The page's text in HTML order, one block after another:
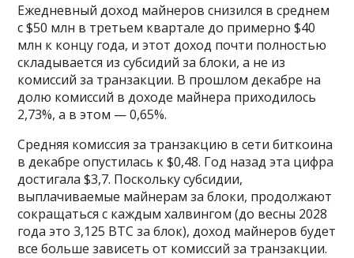
Ежедневный доход майнеров снизился в среднем
с $50 млн в третьем квартале до примерно $40
млн к концу года, и этот доход почти полностью
складывается из субсидий за блоки, а не из
комиссий за транзакции. В прошлом декабре на
долю комиссий в доходе майнера приходилось
2,73%, а в этом — 0,65%.
Средняя комиссия за транзакцию в сети биткоина
в декабре опустилась к $0,48. Год назад эта цифра
достигала $3,7. Поскольку субсидии,
выплачиваемые майнерам за блоки, продолжают
сокращаться с каждым халвингом (до весны 2028
года это 3,125 BTC за блок), доход майнеров будет
все больше зависеть от комиссий за транзакции.